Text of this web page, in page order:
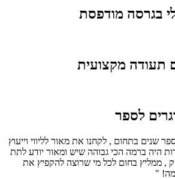
בגרסה מודפסת
תעודה מקצועית
לספר
שנים בתחום , לקחנו את מאור לליווי וייעוץ
היה ברמה הכי גבוהה שיש ומאור יודע לתת
, ממליץ בחום לכל מי שרוצה להקפיץ את
"